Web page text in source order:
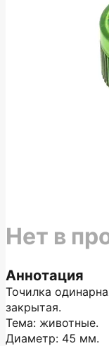
Аннотация
Точилка
закрытая.
Тема: животные.
Диаметр: 45 мм.
Нет в